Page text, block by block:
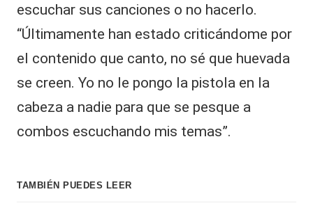
escuchar sus canciones o no hacerlo.
“Últimamente han estado criticándome por
el contenido que canto, no sé que huevada
se creen. Yo no le pongo la pistola en la
cabeza a nadie para que se pesque a
combos escuchando mis temas”.
TAMBIÉN PUEDES LEER